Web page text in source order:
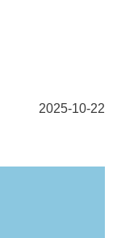
2025-10-22